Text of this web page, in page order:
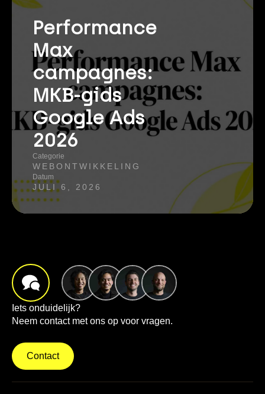
Performance
Max
campagnes:
MKB-gids
Google Ads
2026
Categorie
WEBONTWIKKELING
Datum
JULI 6, 2026
Iets onduidelijk?
Neem contact met ons op voor vragen.
Contact